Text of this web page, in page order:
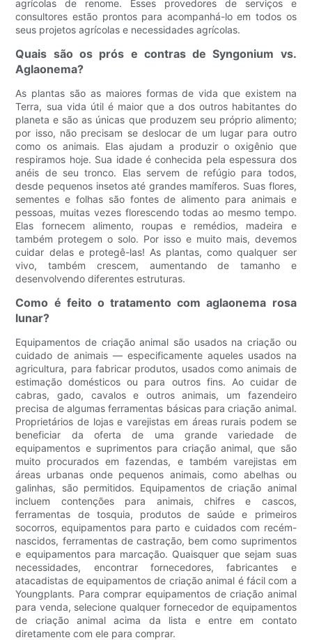
agrícolas de renome. Esses provedores de serviços e
consultores estão prontos para acompanhá-lo em todos os
seus projetos agrícolas e necessidades agrícolas.
Quais são os prós e contras de Syngonium vs.
Aglaonema?
As plantas são as maiores formas de vida que existem na
Terra, sua vida útil é maior que a dos outros habitantes do
planeta e são as únicas que produzem seu próprio alimento;
por isso, não precisam se deslocar de um lugar para outro
como os animais. Elas ajudam a produzir o oxigênio que
respiramos hoje. Sua idade é conhecida pela espessura dos
anéis de seu tronco. Elas servem de refúgio para todos,
desde pequenos insetos até grandes mamíferos. Suas flores,
sementes e folhas são fontes de alimento para animais e
pessoas, muitas vezes florescendo todas ao mesmo tempo.
Elas fornecem alimento, roupas e remédios, madeira e
também protegem o solo. Por isso e muito mais, devemos
cuidar delas e protegê-las! As plantas, como qualquer ser
vivo, também crescem, aumentando de tamanho e
desenvolvendo diferentes estruturas.
Como é feito o tratamento com aglaonema rosa
lunar?
Equipamentos de criação animal são usados ​​na criação ou
cuidado de animais — especificamente aqueles usados ​​na
agricultura, para fabricar produtos, usados ​​como animais de
estimação domésticos ou para outros fins. Ao cuidar de
cabras, gado, cavalos e outros animais, um fazendeiro
precisa de algumas ferramentas básicas para criação animal.
Proprietários de lojas e varejistas em áreas rurais podem se
beneficiar da oferta de uma grande variedade de
equipamentos e suprimentos para criação animal, que são
muito procurados em fazendas, e também varejistas em
áreas urbanas onde pequenos animais, como abelhas ou
galinhas, são permitidos. Equipamentos de criação animal
incluem contenções para animais, chifres e cascos,
ferramentas de tosquia, produtos de saúde e primeiros
socorros, equipamentos para parto e cuidados com recém-
nascidos, ferramentas de castração, bem como suprimentos
e equipamentos para marcação. Quaisquer que sejam suas
necessidades, encontrar fornecedores, fabricantes e
atacadistas de equipamentos de criação animal é fácil com a
Youngplants. Para comprar equipamentos de criação animal
para venda, selecione qualquer fornecedor de equipamentos
de criação animal acima da lista e entre em contato
diretamente com ele para comprar.